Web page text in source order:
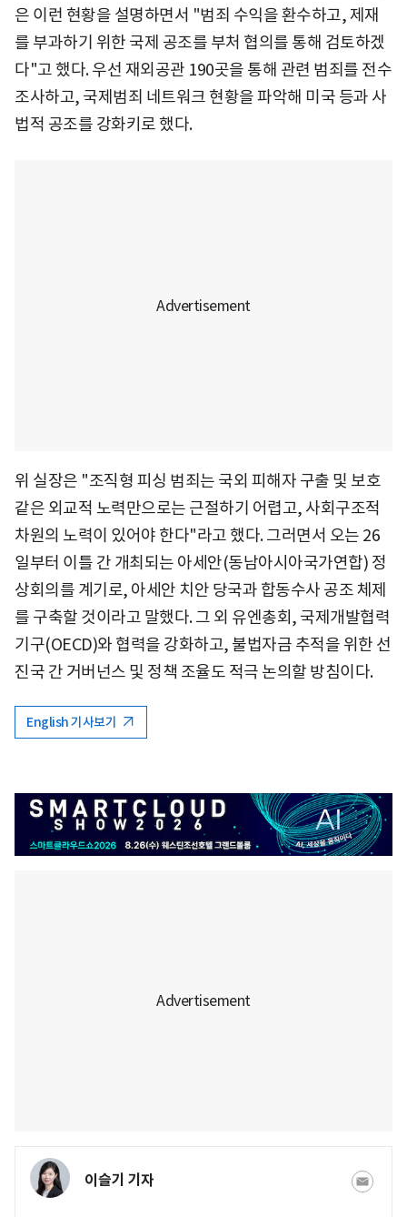
은 이런 현황을 설명하면서 "범죄 수익을 환수하고, 제재
를 부과하기 위한 국제 공조를 부처 협의를 통해 검토하겠
다"고 했다. 우선 재외공관 190곳을 통해 관련 범죄를 전수
조사하고, 국제범죄 네트워크 현황을 파악해 미국 등과 사
법적 공조를 강화키로 했다.
위 실장은 "조직형 피싱 범죄는 국외 피해자 구출 및 보호
같은 외교적 노력만으로는 근절하기 어렵고, 사회구조적
차원의 노력이 있어야 한다"라고 했다. 그러면서 오는 26
일부터 이틀 간 개최되는 아세안(동남아시아국가연합) 정
상회의를 계기로, 아세안 치안 당국과 합동수사 공조 체제
를 구축할 것이라고 말했다. 그 외 유엔총회, 국제개발협력
기구(OECD)와 협력을 강화하고, 불법자금 추적을 위한 선
진국 간 거버넌스 및 정책 조율도 적극 논의할 방침이다.
English 기사보기
이슬기 기자